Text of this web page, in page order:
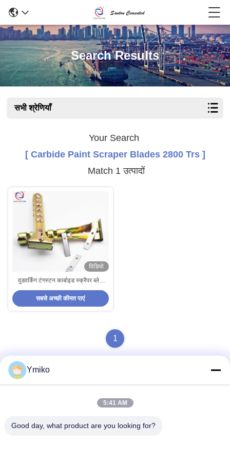
Search Results
सभी श्रेणियाँ
Your Search
[ Carbide Paint Scraper Blades 2800 Trs ]
Match 1 उत्पादों
विडियो
वुडवर्किंग टंगस्टन कार्बाइड स्क्रैपर ब्लेड
इम्पैक्ट कंपन 2800 टीआरएस
सबसे अच्छी कीमत पाएं
1
पता
Ymiko
5:41 AM
Good day, what product are you looking for?